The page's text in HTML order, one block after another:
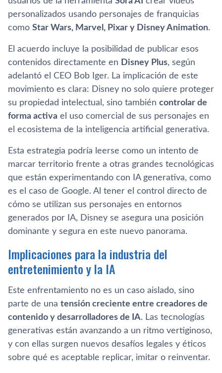
personalizados usando personajes de franquicias
como Star Wars, Marvel, Pixar y Disney Animation.
El acuerdo incluye la posibilidad de publicar esos
contenidos directamente en Disney Plus, según
adelantó el CEO Bob Iger. La implicación de este
movimiento es clara: Disney no solo quiere proteger
su propiedad intelectual, sino también controlar de
forma activa el uso comercial de sus personajes en
el ecosistema de la inteligencia artificial generativa.
Esta estrategia podría leerse como un intento de
marcar territorio frente a otras grandes tecnológicas
que están experimentando con IA generativa, como
es el caso de Google. Al tener el control directo de
cómo se utilizan sus personajes en entornos
generados por IA, Disney se asegura una posición
dominante y segura en este nuevo panorama.
Implicaciones para la industria del
entretenimiento y la IA
Este enfrentamiento no es un caso aislado, sino
parte de una tensión creciente entre creadores de
contenido y desarrolladores de IA. Las tecnologías
generativas están avanzando a un ritmo vertiginoso,
y con ellas surgen nuevos desafíos legales y éticos
sobre qué es aceptable replicar, imitar o reinventar.